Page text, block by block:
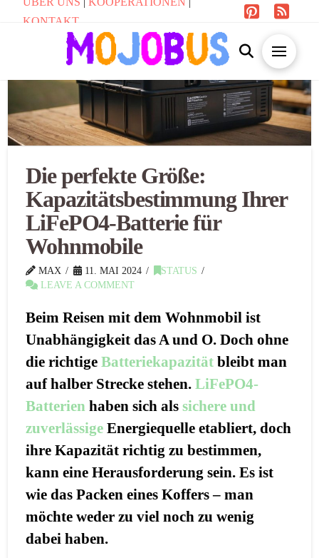
KONTAKT
Die perfekte Größe:
Kapazitätsbestimmung Ihrer
LiFePO4-Batterie für
Wohnmobile
MAX 11. MAI 2024
STATUS
LEAVE A COMMENT
Beim Reisen mit dem Wohnmobil ist
Unabhängigkeit das A und O. Doch ohne
die richtigeBatteriekapazität bleibt man
auf halber Strecke stehen.LiFePO4-
Batterien haben sich alssichere und
zuverlässige Energiequelle etabliert, doch
ihre Kapazität richtig zu bestimmen,
kann eine Herausforderung sein. Es ist
wie das Packen eines Koffers – man
möchte weder zu viel noch zu wenig
dabei haben.